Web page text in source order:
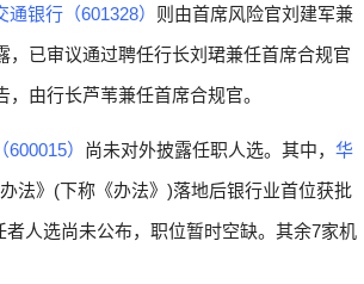
通银行（601328） 则由首席风险官刘建军兼
，已审议通过聘任行长刘珺兼任首席合规官
，由行长芦苇兼任首席合规官。
） 尚未对外披露任职人选。其中， 华
法》(下称《办法》)落地后银行业首位获批
人选尚未公布，职位暂时空缺。其余7家机